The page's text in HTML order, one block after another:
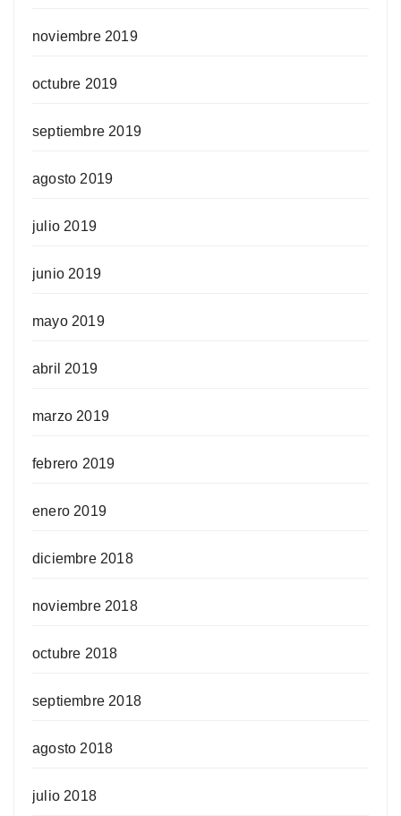
noviembre 2019
octubre 2019
septiembre 2019
agosto 2019
julio 2019
junio 2019
mayo 2019
abril 2019
marzo 2019
febrero 2019
enero 2019
diciembre 2018
noviembre 2018
octubre 2018
septiembre 2018
agosto 2018
julio 2018